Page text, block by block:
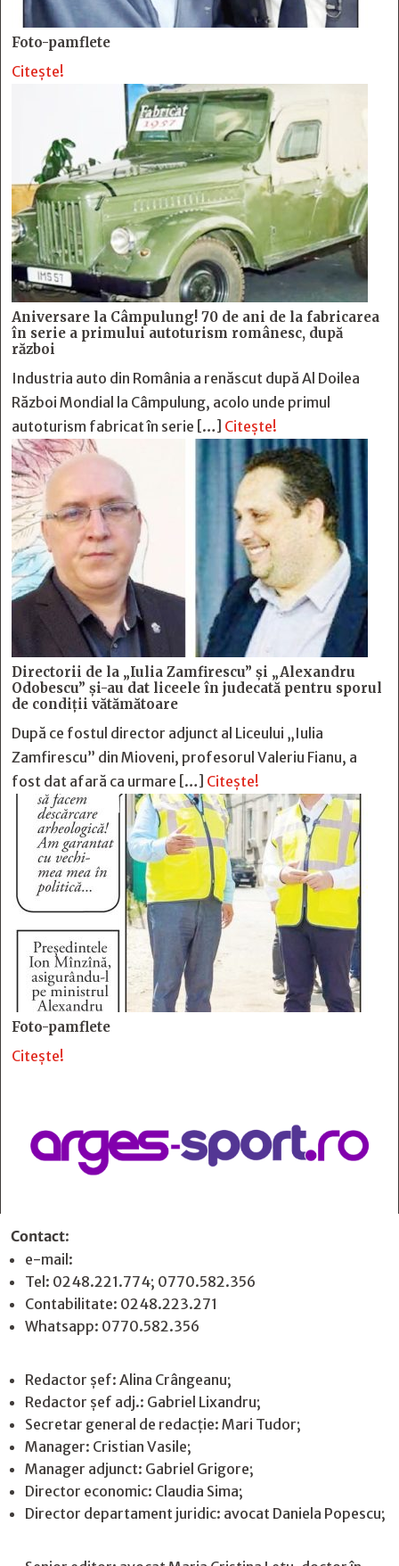
Foto-pamflete
Citește!
Aniversare la Câmpulung! 70 de ani de la fabricarea
în serie a primului autoturism românesc, după
război
Industria auto din România a renăscut după Al Doilea
Război Mondial la Câmpulung, acolo unde primul
autoturism fabricat în serie […] Citește!
Directorii de la „Iulia Zamfirescu” și „Alexandru
Odobescu” și-au dat liceele în judecată pentru sporul
de condiții vătămătoare
După ce fostul director adjunct al Liceului „Iulia
Zamfirescu” din Mioveni, profesorul Valeriu Fianu, a
fost dat afară ca urmare […] Citește!
Foto-pamflete
Citește!
Contact:
e-mail:
Tel: 0248.221.774; 0770.582.356
Contabilitate: 0248.223.271
Whatsapp: 0770.582.356
Redactor șef: Alina Crângeanu;
Redactor șef adj.: Gabriel Lixandru;
Secretar general de redacție: Mari Tudor;
Manager: Cristian Vasile;
Manager adjunct: Gabriel Grigore;
Director economic: Claudia Sima;
Director departament juridic: avocat Daniela Popescu;